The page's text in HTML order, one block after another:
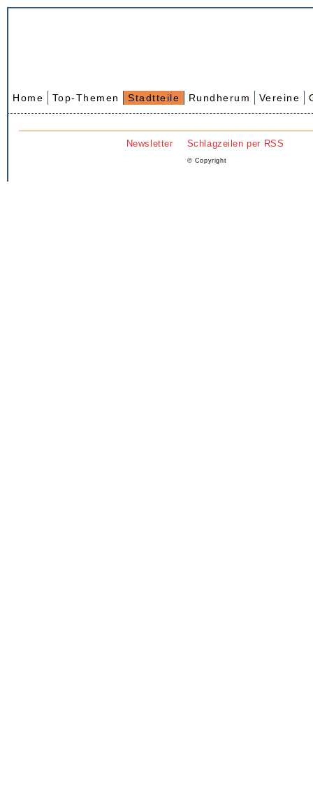
Home Top-Themen Stadtteile Rundherum Vereine
Newsletter Schlagzeilen per RSS
© Copyright